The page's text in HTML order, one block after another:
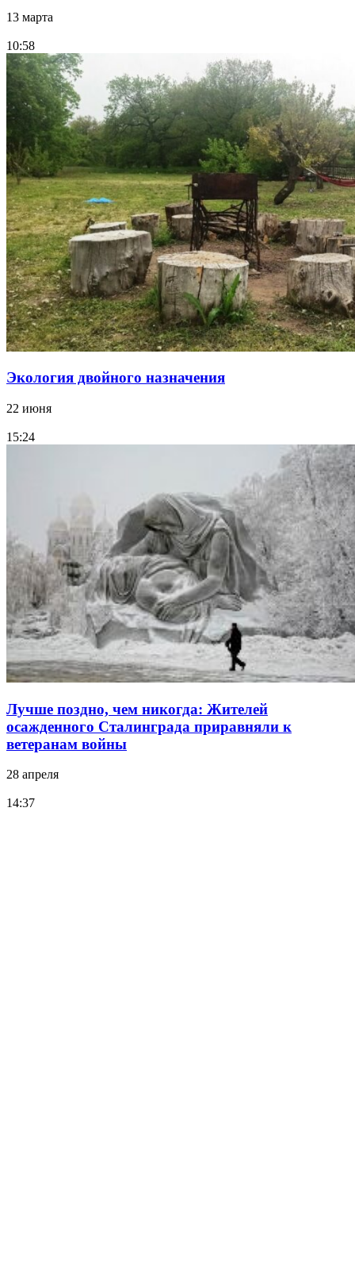
13 марта
10:58
Экология двойного назначения
22 июня
15:24
Лучше поздно, чем никогда: Жителей
осажденного Сталинграда приравняли к
ветеранам войны
28 апреля
14:37